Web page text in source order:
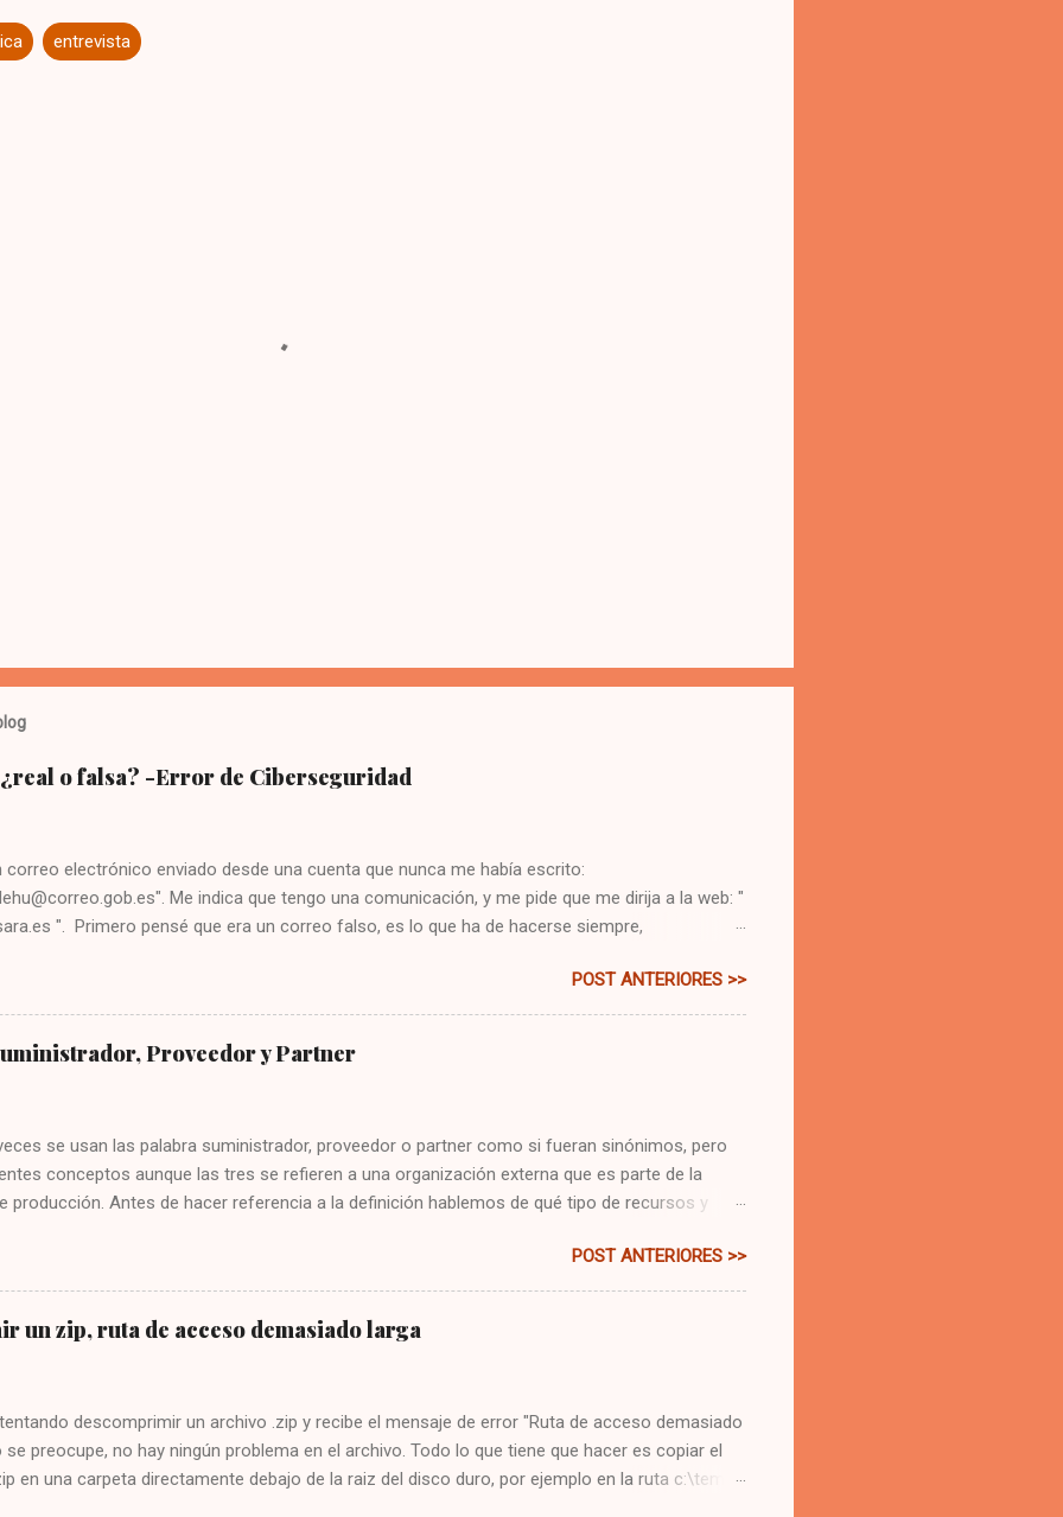
entrevista
o falsa? -Error de Ciberseguridad
correo electrónico enviado desde una cuenta que nunca me había escrito:
Me indica que tengo una comunicación, y me pide que me dirija a la web: "
". Primero pensé que era un correo falso, es lo que ha de hacerse siempre,
mal, cómo iba a esperar que el gobierno cree una web sin el subnominio ".gob", eso sería
malas prácticas. Abrí la web para investigarla después de copiarla en texto, revisar la
y la puse en un navegador seguro. Sorpresa, todo parece correcto. Incluso tiene un cartel que
ha financiado con fondos Next Generation, que son los fondos para la recuperación
POST ANTERIORES >>
Proveedor y Partner
se usan las palabra suministrador, proveedor o partner como si fueran sinónimos, pero
conceptos aunque las tres se refieren a una organización externa que es parte de la
producción. Antes de hacer referencia a la definición hablemos de qué tipo de recursos y
ONG, o cualquier otro tipo de organización; se necesitan terceros que proporcionen
que la organización pueda construir sus propios servicios. ¿Qué tipos de recursos
la organización? Insumos y bienes generales: En la empresa se necesita papel, bolígrafos,
café, carpetas, y otros insumos que son necesarios e importantes pero que quizá los
POST ANTERIORES >>
un zip, ruta de acceso demasiado larga
descomprimir un archivo .zip y recibe el mensaje de error "Ruta de acceso demasiado
se preocupe, no hay ningún problema en el archivo. Todo lo que tiene que hacer es copiar el
en una carpeta directamente debajo de la raiz del disco duro, por ejemplo en la ruta c:\temp .